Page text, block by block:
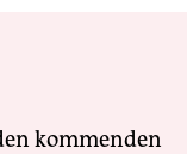
kommenden